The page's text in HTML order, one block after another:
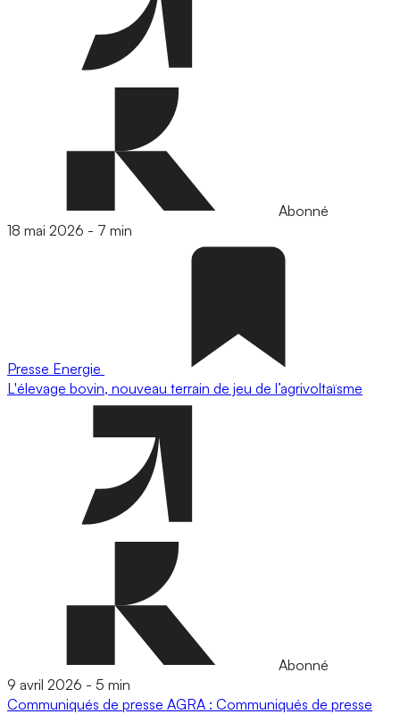
Abonné
18 mai 2026 - 7 min
Presse Energie
L'élevage bovin, nouveau terrain de jeu de l’agrivoltaïsme
Abonné
9 avril 2026 - 5 min
Communiqués de presse AGRA : Communiqués de presse